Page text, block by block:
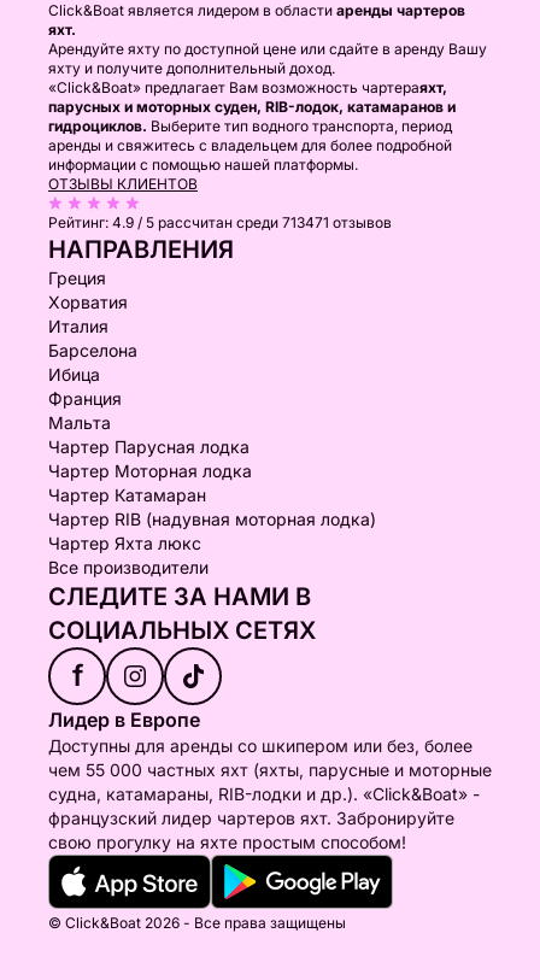
Click&Boat является лидером в области аренды чартеров
яхт.
Арендуйте яхту по доступной цене или сдайте в аренду Вашу
яхту и получите дополнительный доход.
«Click&Boat» предлагает Вам возможность чартераяхт,
парусных и моторных суден, RIB-лодок, катамаранов и
гидроциклов. Выберите тип водного транспорта, период
аренды и свяжитесь с владельцем для более подробной
информации с помощью нашей платформы.
ОТЗЫВЫ КЛИЕНТОВ
Рейтинг: 4.9 / 5 рассчитан среди 713471 отзывов
НАПРАВЛЕНИЯ
Греция
Хорватия
Италия
Барселона
Ибица
Франция
Мальта
Чартер Парусная лодка
Чартер Моторная лодка
Чартер Катамаран
Чартер RIB (надувная моторная лодка)
Чартер Яхта люкс
Все производители
СЛЕДИТЕ ЗА НАМИ В
СОЦИАЛЬНЫХ СЕТЯХ
f
Лидер в Европе
Доступны для аренды со шкипером или без, более
чем 55 000 частных яхт (яхты, парусные и моторные
судна, катамараны, RIB-лодки и др.). «Click&Boat» -
французский лидер чартеров яхт. Забронируйте
свою прогулку на яхте простым способом!
© Click&Boat 2026 - Все права защищены